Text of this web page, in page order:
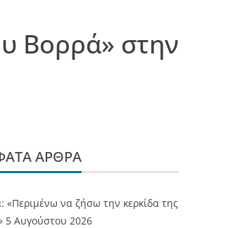
Βορρά» στην
ΆΡΘΡΑ
«Περιμένω να ζήσω την κερκίδα της
5 Αυγούστου 2026